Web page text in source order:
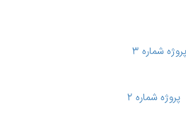
پروژه شماره 3